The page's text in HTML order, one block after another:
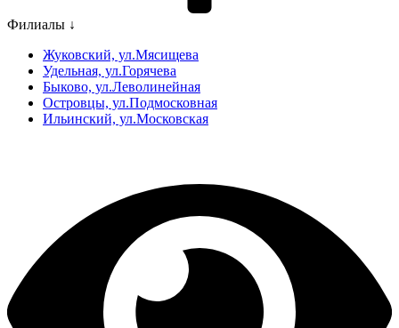
Филиалы ↓
Жуковский, ул.Мясищева
Удельная, ул.Горячева
Быково, ул.Леволинейная
Островцы, ул.Подмосковная
Ильинский, ул.Московская